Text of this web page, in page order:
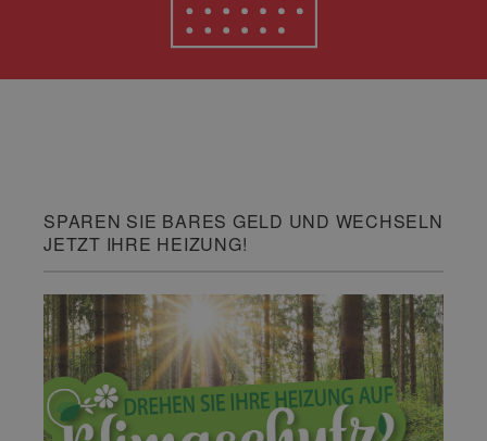
SPAREN SIE BARES GELD UND WECHSELN
JETZT IHRE HEIZUNG!